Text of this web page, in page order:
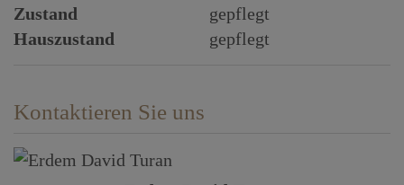
Zustand
gepflegt
Hauszustand
gepflegt
Kontaktieren Sie uns